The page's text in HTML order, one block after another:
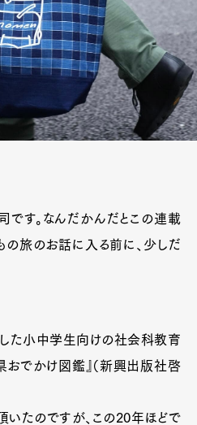
です。なんだかんだとこの連載
の旅のお話に入る前に、少しだ
た小中学生向けの社会科教育
でかけ図鑑』（新興出版社啓
いたのですが、この20年ほどで